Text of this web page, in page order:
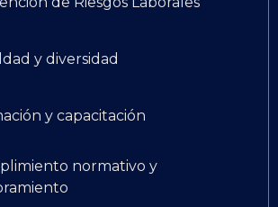
y diversidad
y capacitación
normativo y